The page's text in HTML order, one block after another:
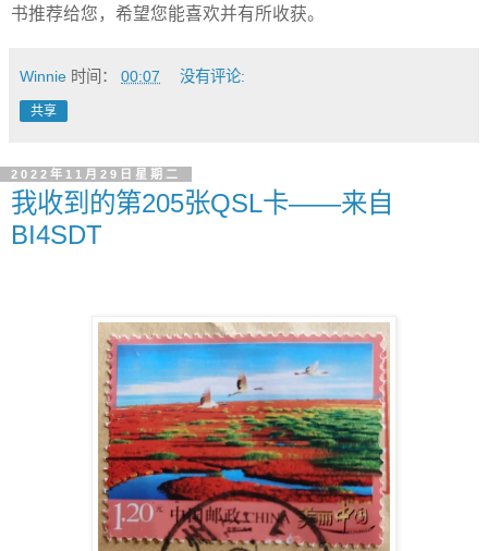
书推荐给您，希望您能喜欢并有所收获。
Winnie 时间： 00:07 没有评论:
共享
2022年11月29日星期二
我收到的第205张QSL卡——来自
BI4SDT